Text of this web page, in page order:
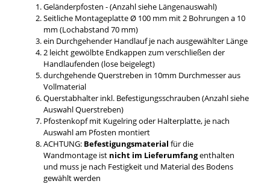
Geländerpfosten - (Anzahl siehe Längenauswahl)
Seitliche Montageplatte Ø 100 mm mit 2 Bohrungen a 10
mm (Lochabstand 70 mm)
ein Durchgehender Handlauf je nach ausgewählter Länge
2 leicht gewölbte Endkappen zum verschließen der
Handlaufenden (lose beigelegt)
durchgehende Querstreben in 10mm Durchmesser aus
Vollmaterial
Querstabhalter inkl. Befestigungsschrauben (Anzahl siehe
Auswahl Querstreben)
Pfostenkopf mit Kugelring oder Halterplatte, je nach
Auswahl am Pfosten montiert
ACHTUNG:Befestigungsmaterial für die
Wandmontage ist nicht im Lieferumfangenthalten
und muss je nach Festigkeit und Material des Bodens
gewählt werden